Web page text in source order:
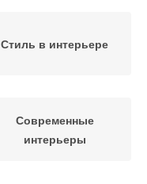
Стиль в интерьере
Современные
интерьеры